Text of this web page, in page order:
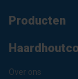
Producten
Over ons